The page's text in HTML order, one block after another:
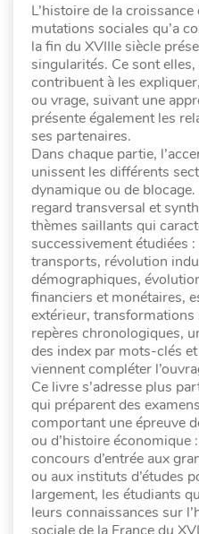
L’histoire de la
mutations sociales qu’a
la fin du XVIIIe siècle
singularités. Ce sont
contribuent à les
ou vrage, suivant une
présente également les
ses partenaires.
Dans chaque partie,
unissent les différents
dynamique ou de
regard transversal et
thèmes saillants qui
successivement étudiées
transports, révolution
démographiques,
financiers et monétaires,
extérieur, transformations
repères chronologiques,
des index par mots-clés
viennent compléter
Ce livre s’adresse plus
qui préparent des
comportant une épreuve
ou d’histoire économique
concours d’entrée aux
ou aux instituts d’études
largement, les étudiants
leurs connaissances sur